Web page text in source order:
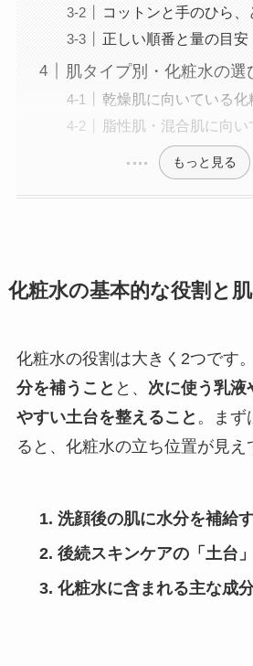
コットンと手のひら、
正しい順番と量の目安
肌タイプ別・化粧水の選
乾燥肌に向いている化
脂性肌・混合肌に向い
もっと見る
化粧水の基本的な役割と
化粧水の役割は大きく2つです。
分を補うこと と、 次に使う乳液
やすい土台を整えること 。まず
ると、化粧水の立ち位置が見え
洗顔後の肌に水分を補給
後続スキンケアの「土台
化粧水に含まれる主な成